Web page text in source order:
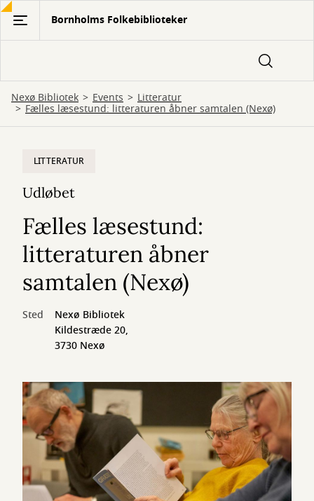
Gå
hovedindhold
Bornholms Folkebiblioteker
Nexø Bibliotek Events Litteratur
Fælles læsestund: litteraturen åbner samtalen (Nexø)
LITTERATUR
Udløbet
Fælles læsestund:
litteraturen åbner
samtalen (Nexø)
Sted
Nexø Bibliotek
Kildestræde 20,
3730 Nexø